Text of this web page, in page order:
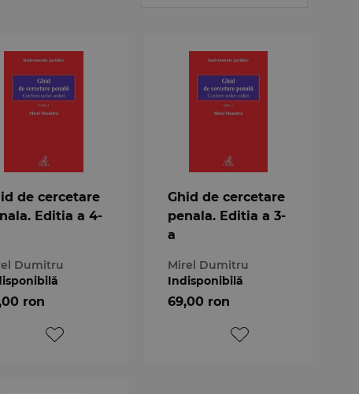
de cercetare
Editia a 4-
Dumitru
ron
Ghid de cercetare
penala. Editia a 3-
a
Mirel Dumitru
Indisponibilă
69,00 ron